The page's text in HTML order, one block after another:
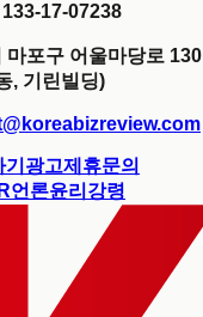
17-07238
마포구 어울마당로 130
, 기린빌딩)
광고제휴문의
언론윤리강령